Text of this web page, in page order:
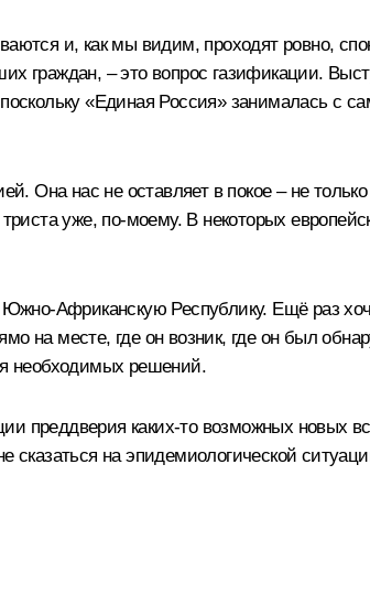
и, как мы видим, проходят ровно,
граждан, – это вопрос газификации.
«Единая Россия» занималась с
Она нас не оставляет в покое – не
уже, по-моему. В некоторых
Южно-Африканскую Республику. Ещё раз
на месте, где он возник, где он был
необходимых решений.
преддверия каких-то возможных новых
на эпидемиологической